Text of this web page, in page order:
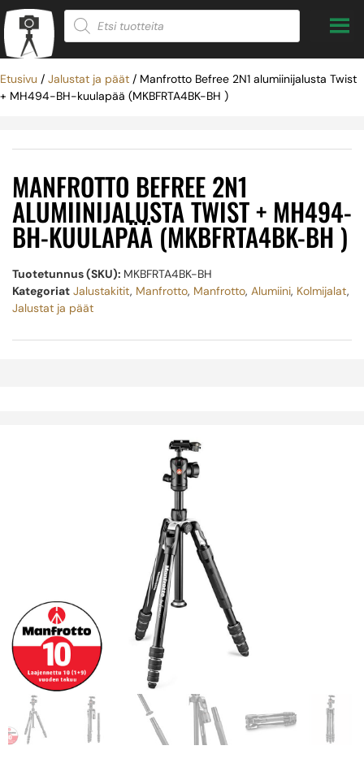
Etusivu / Jalustat ja päät / Manfrotto Befree 2N1 alumiinijalusta Twist
+ MH494-BH-kuulapää (MKBFRTA4BK-BH )
MANFROTTO BEFREE 2N1
ALUMIINIJALUSTA TWIST + MH494-
BH-KUULAPÄÄ (MKBFRTA4BK-BH )
Tuotetunnus (SKU): MKBFRTA4BK-BH
Kategoriat Jalustakitit, Manfrotto, Manfrotto, Alumiini, Kolmijalat,
Jalustat ja päät